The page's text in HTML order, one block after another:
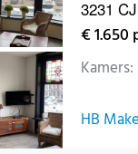
3231
€ 1.650
Kamers:
HB